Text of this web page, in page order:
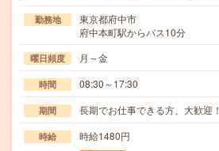
勤務地
東京都府中市
府中本町駅からバス10分
曜日頻度 月～金
時間 08:30～17:30
期間 長期でお仕事できる方、大歓迎！
時給 時給1480円